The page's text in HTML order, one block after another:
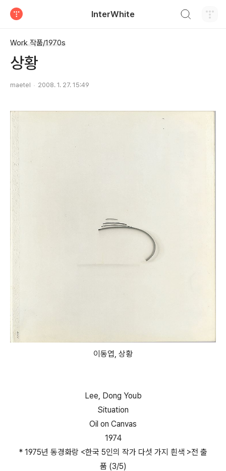
InterWhite
Work 작품/1970s
상황
maetel 2008. 1. 27. 15:49
이동엽, 상황
Lee, Dong Youb
Situation
Oil on Canvas
1974
* 1975년 동경화랑 <한국 5인의 작가 다섯 가지 흰색 >전 출
품 (3/5)